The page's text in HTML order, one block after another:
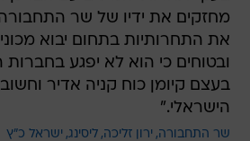
מחזקים את ידיו של שר
את התחרותיות בתחום יבוא
ובטוחים כי הוא לא יפגע בחברות
בעצם קיומן כוח קניה אדיר
הישראלי."
שר התחבורה ירון זליכה ליסינג ישראל כ"ץ